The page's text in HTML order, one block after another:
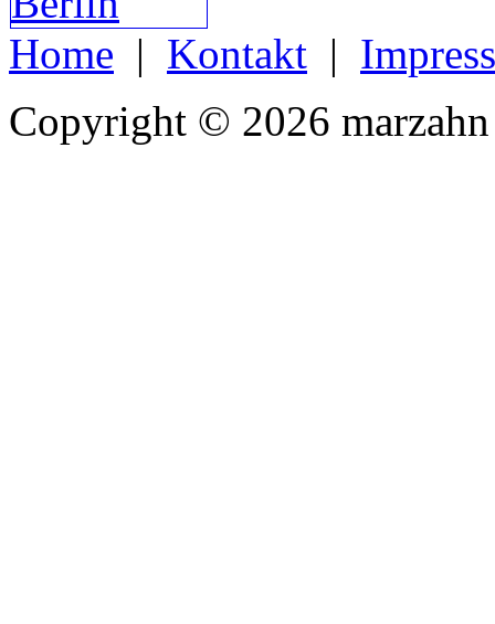
Home | Kontakt |
Copyright © 2026